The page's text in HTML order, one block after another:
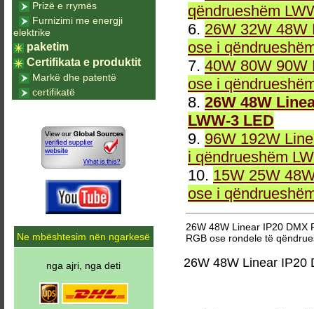
qëndrueshëm
6. 26W 32W 48W
ose i
7. 40W 80W 90W
ose i
8. 26W 48W
LWW-3 LED
9. 96W 192W
i qëndrueshëm
10. 15W 25W
ose i
26W 48W Linear IP20 DMX
RGB ose rondele të
26W 48W Linear IP20
Prizë e rrymës
Furnizimi me energji
elektrike
paketim
Certifikata e produktit
Markë dhe patentë
certifikatë
Ne mbështesim nën ngarkesë
nga ajri, nga deti